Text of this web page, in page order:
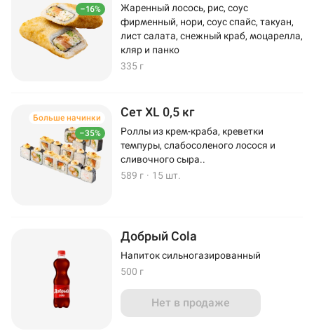
–16%
Жаренный лосось, рис, соус
фирменный, нори, соус спайс, такуан,
лист салата, снежный краб, моцарелла,
кляр и панко
335 г
–35%
Больше начинки Сет XL 0,5 кг
Роллы из крем-краба, креветки
темпуры, слабосоленого лосося и
сливочного сыра..
589 г · 15 шт.
Добрый Cola
Напиток сильногазированный
500 г
Нет в продаже